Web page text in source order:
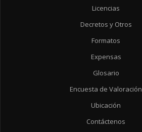
Licencias
Decretos y Otros
Formatos
Expensas
Glosario
Encuesta de Valoración
Ubicación
Contáctenos